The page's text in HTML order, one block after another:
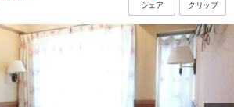
シェア クリップ